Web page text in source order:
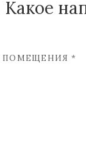
Какое
ПОМЕЩЕНИЯ *